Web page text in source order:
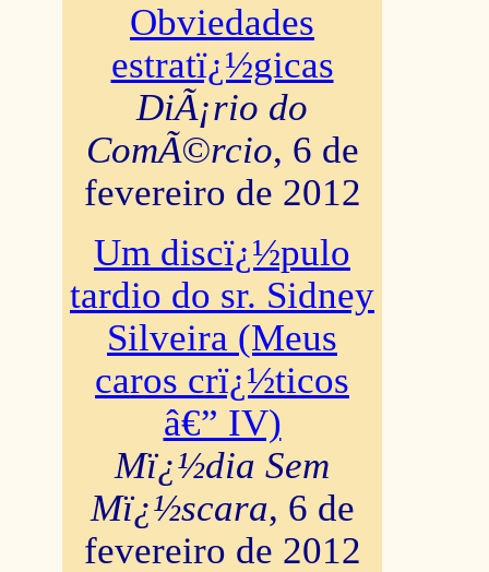
Obviedades
estratï¿½gicas
DiÃ¡rio do
ComÃ©rcio, 6 de
fevereiro de 2012
Um discï¿½pulo
tardio do sr. Sidney
Silveira (Meus
caros crï¿½ticos
â€” IV)
Mï¿½dia Sem
Mï¿½scara, 6 de
fevereiro de 2012